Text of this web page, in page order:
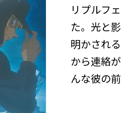
リプルフ
た。光と
明かされ
から連絡
んな彼の